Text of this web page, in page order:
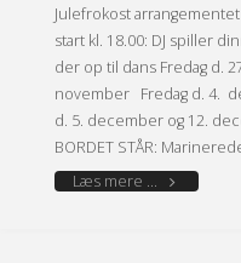
Julefrokost
start kl. 18.00: DJ spiller
der op til dans Fredag d.
november Fredag d. 4.
d. 5. december og 12.
BORDET STÅR:
Læs mere ...